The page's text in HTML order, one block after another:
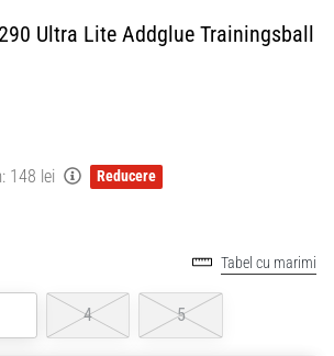
Ultra Lite Addglue Trainingsball
148 lei Reducere
Tabel cu marimi
4 5